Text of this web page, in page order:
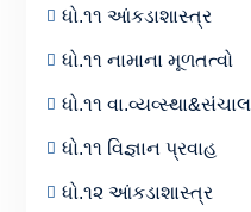
ધો.૧૧ આંકડાશાસ્ત્ર
ધો.૧૧ નામાના મૂળતત્વો
ધો.૧૧
ધો.૧૧ વિજ્ઞાન પ્રવાહ
ધો.૧૨ આંકડાશાસ્ત્ર